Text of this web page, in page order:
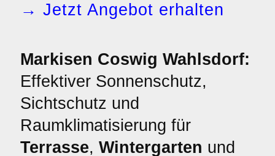
→ Jetzt Angebot erhalten
Markisen Coswig Wahlsdorf:
Effektiver Sonnenschutz,
Sichtschutz und
Raumklimatisierung für
Terrasse, Wintergarten und